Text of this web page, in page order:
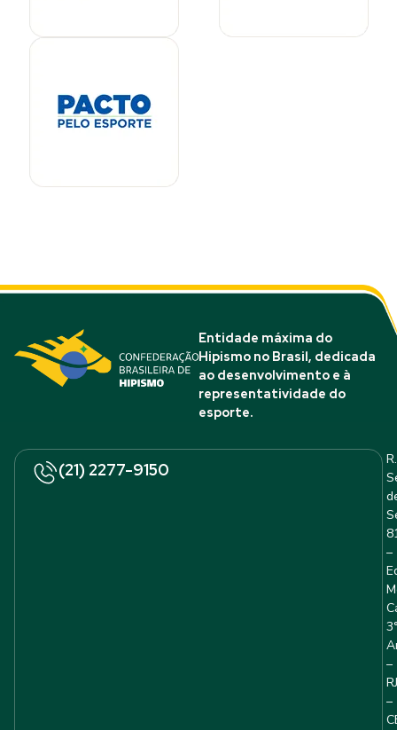
Entidade máxima do
Hipismo no Brasil, dedicada
ao desenvolvimento e à
representatividade do
esporte.
(21) 2277-9150
R.
–
–
RJ
–